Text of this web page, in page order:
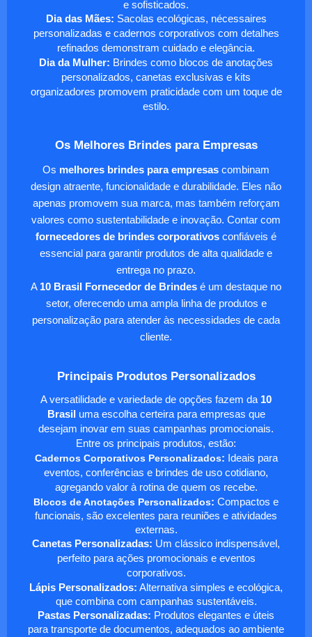
e sofisticados.
Dia das Mães: Sacolas ecológicas, nécessaires
personalizadas e cadernos corporativos com detalhes
refinados demonstram cuidado e elegância.
Dia da Mulher: Brindes como blocos de anotações
personalizados, canetas exclusivas e kits
organizadores promovem praticidade com um toque de
estilo.
Os Melhores Brindes para Empresas
Os melhores brindes para empresas combinam
design atraente, funcionalidade e durabilidade. Eles não
apenas promovem sua marca, mas também reforçam
valores como sustentabilidade e inovação. Contar com
fornecedores de brindes corporativos confiáveis é
essencial para garantir produtos de alta qualidade e
entrega no prazo.
A 10 Brasil Fornecedor de Brindes é um destaque no
setor, oferecendo uma ampla linha de produtos e
personalização para atender às necessidades de cada
cliente.
Principais Produtos Personalizados
A versatilidade e variedade de opções fazem da 10
Brasil uma escolha certeira para empresas que
desejam inovar em suas campanhas promocionais.
Entre os principais produtos, estão:
Cadernos Corporativos Personalizados: Ideais para
eventos, conferências e brindes de uso cotidiano,
agregando valor à rotina de quem os recebe.
Blocos de Anotações Personalizados: Compactos e
funcionais, são excelentes para reuniões e atividades
externas.
Canetas Personalizadas: Um clássico indispensável,
perfeito para ações promocionais e eventos
corporativos.
Lápis Personalizados: Alternativa simples e ecológica,
que combina com campanhas sustentáveis.
Pastas Personalizadas: Produtos elegantes e úteis
para transporte de documentos, adequados ao ambiente